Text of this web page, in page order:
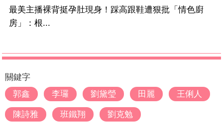
最美主播裸背挺孕肚現身！踩高跟鞋遭狠批「情色廚
房」：根...
關鍵字
郭鑫
李㼈 劉黛瑩 田麗 王俐人
陳詩雅 班鐵翔 劉克勉